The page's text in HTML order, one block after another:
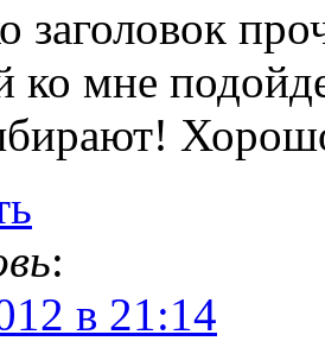
заголовок
ко мне
:
в 21:14